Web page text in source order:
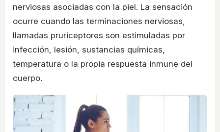
nerviosas asociadas con la piel. La sensación
ocurre cuando las terminaciones nerviosas,
llamadas pruriceptores son estimuladas por
infección, lesión, sustancias químicas,
temperatura o la propia respuesta inmune del
cuerpo.